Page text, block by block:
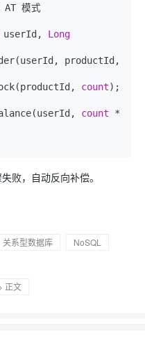
模式
userId, Long
count
count *
败，自动反向补偿。
关系型数据库
NoSQL
正文